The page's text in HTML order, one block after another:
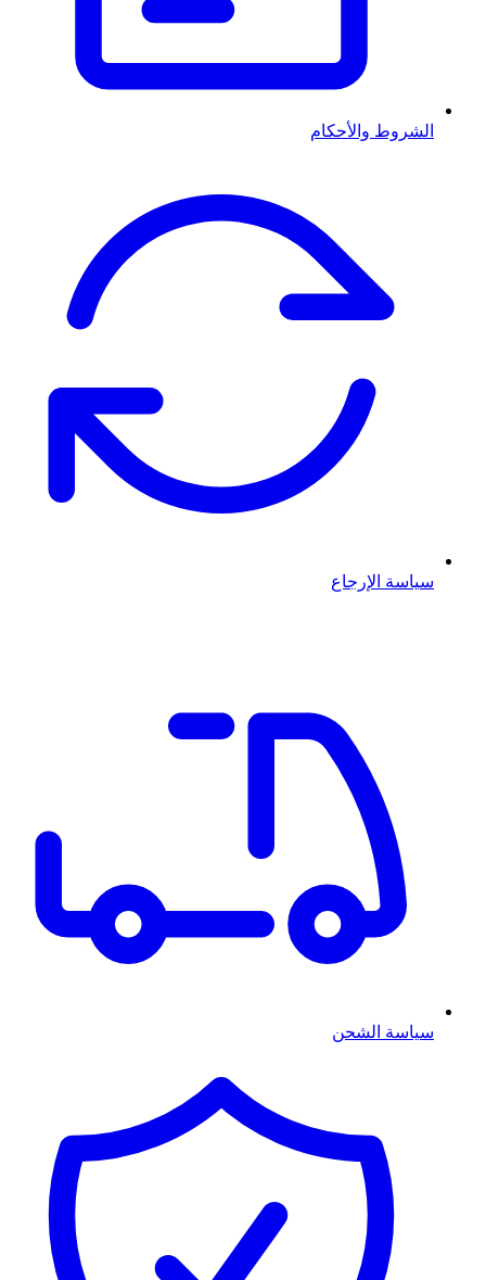
الشروط والأحكام
سياسة الإرجاع
سياسة الشحن